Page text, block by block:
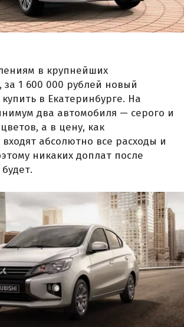
в крупнейших
за 1 600 000 рублей новый
в Екатеринбурге. На
два автомобиля — серого и
а в цену, как
входят абсолютно все расходы и
никаких доплат после